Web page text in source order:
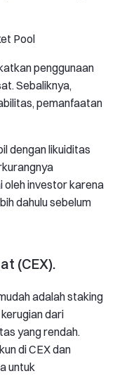
Pool
penggunaan
Sebaliknya,
pemanfaatan
dengan likuiditas
oleh investor karena
dahulu sebelum
(CEX).
adalah staking
dari
yang rendah.
di CEX dan
untuk